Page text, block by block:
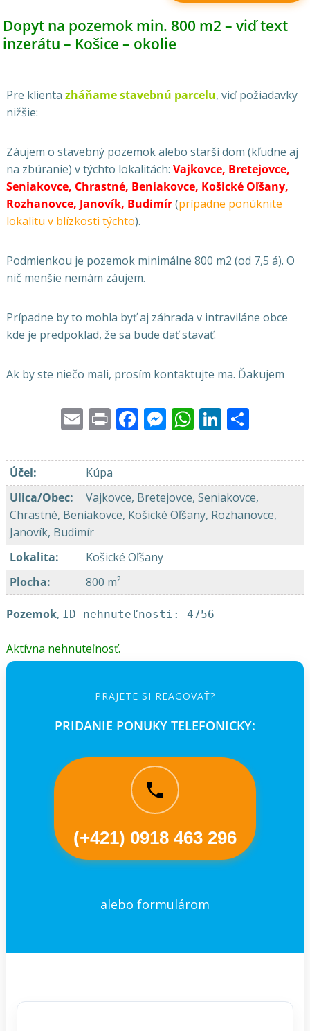
Dopyt na pozemok min. 800 m2 – viď text
inzerátu – Košice – okolie
Pre klienta zháňame stavebnú parcelu, viď požiadavky
nižšie:
Záujem o stavebný pozemok alebo starší dom (kľudne aj
na zbúranie) v týchto lokalitách: Vajkovce, Bretejovce,
Seniakovce, Chrastné, Beniakovce, Košické Oľšany,
Rozhanovce, Janovík, Budimír(prípadne ponúknite
lokalitu v blízkosti týchto).
Podmienkou je pozemok minimálne 800 m2 (od 7,5 á). O
nič menšie nemám záujem.
Prípadne by to mohla byť aj záhrada v intraviláne obce
kde je predpoklad, že sa bude dať stavať.
Ak by ste niečo mali, prosím kontaktujte ma. Ďakujem
EmailPrintFacebook
Messenger
WhatsApp
LinkedIn
Účel:
Kúpa
Ulica/Obec:
Vajkovce, Bretejovce, Seniakovce,
Chrastné, Beniakovce, Košické Oľšany, Rozhanovce,
Janovík, Budimír
Lokalita:
Košické Oľšany
Plocha: 800 m²
Pozemok, ID nehnuteľnosti: 4756
Aktívna nehnuteľnosť.
PRAJETE SI REAGOVAŤ?
PRIDANIE PONUKY TELEFONICKY:
(+421) 0918 463 296
alebo formulárom